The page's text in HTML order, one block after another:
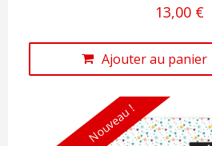
13,00 €
Ajouter au panier
Nouveau !